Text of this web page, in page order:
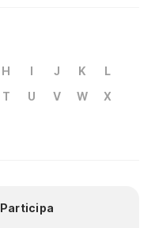
H I J K
L
T U V W
X
Participa